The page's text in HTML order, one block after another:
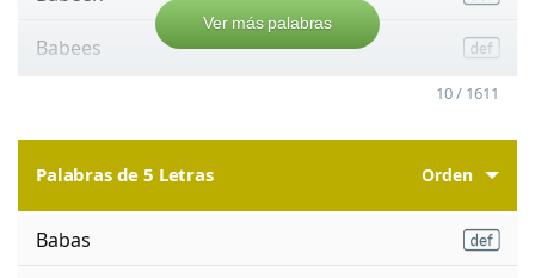
Babees
Ver más palabras
10 / 1611
Palabras de 5 Letras Orden
Babas